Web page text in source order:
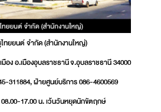
ทยยนต์ จำกัด (สำนักงานใหญ่)
อง อ.เมืองอุบลราชธานี จ.อุบลราชธานี 34000
311884, ฝ่ายศูนย์บริการ 086-4600569
17.00 น. เว้นวันหยุดนักขัตฤกษ์